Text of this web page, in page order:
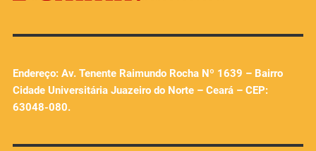
Endereço: Av. Tenente Raimundo Rocha Nº 1639 – Bairro
Cidade Universitária Juazeiro do Norte – Ceará – CEP:
63048-080.